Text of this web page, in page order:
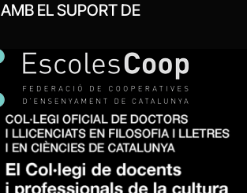
AMB EL SUPORT DE